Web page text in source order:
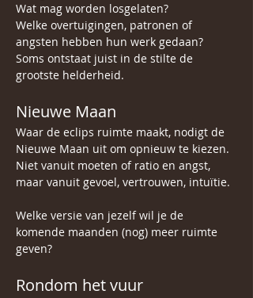
Wat mag worden losgelaten?
Welke overtuigingen, patronen of
angsten hebben hun werk gedaan?
Soms ontstaat juist in de stilte de
grootste helderheid.
Nieuwe Maan
Waar de eclips ruimte maakt, nodigt de
Nieuwe Maan uit om opnieuw te kiezen.
Niet vanuit moeten of ratio en angst,
maar vanuit gevoel, vertrouwen, intuïtie.
Welke versie van jezelf wil je de
komende maanden (nog) meer ruimte
geven?
Rondom het vuur